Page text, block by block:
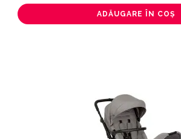
ADĂUGARE ÎN COȘ